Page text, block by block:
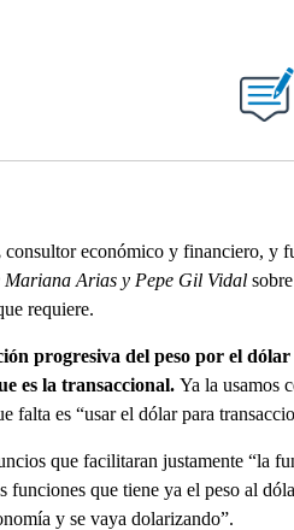
NOTIFICATIONS ABOUT NEW PAGES
consultor económico y financiero, y
Mariana Arias y Pepe Gil Vidalsobre
requiere.
progresiva del peso por el
es la transaccional. Ya la usamos
falta es “usar el dólar para
que facilitaran justamente “la
funciones que tiene ya el peso al
y se vaya dolarizando”.